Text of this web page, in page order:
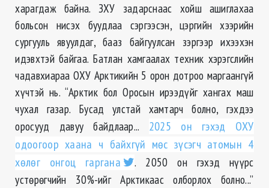
харагдаж байна. ЗХУ задарснаас хойш ашиглахаа
больсон нисэх буудлаа сэргээсэн, цэргийн хээрийн
сургууль явуулдаг, бааз байгуулсан зэргээр ихээхэн
идэвхтэй байгаа. Батлан хамгаалах техник хэрэгслийн
чадавхиараа ОХУ Арктикийн 5 орон дотроо маргаангүй
хүчтэй нь. “Арктик бол Оросын ирээдүйг хангах маш
чухал газар. Бусад улстай хамтарч болно, гэхдээ
оросууд давуу байдлаар... 2025 он гэхэд ОХУ
одоогоор хаана ч байхгүй мөс зүсэгч атомын 4
хөлөг онгоц гаргана
. 2050 он гэхэд нүүрс
устөрөгчийн 30%-ийг Арктикаас олборлох болно...”